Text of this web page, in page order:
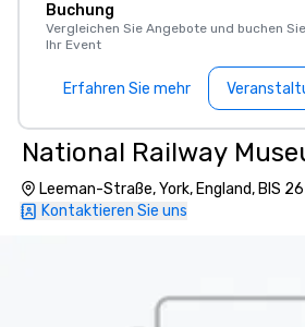
Buchung
Vergleichen Sie Angebote und buchen
Ihr Event
Erfahren Sie mehr
National Railway
Leeman-Straße, York, England, BIS
Kontaktieren Sie uns